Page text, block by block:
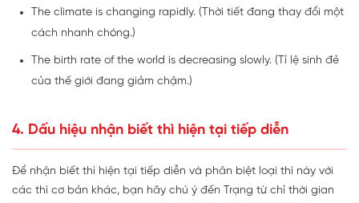
The climate is changing rapidly. (Thời tiết đang thay đổi một
cách nhanh chóng.)
The birth rate of the world is decreasing slowly. (Tỉ lệ sinh đẻ
của thế giới đang giảm chậm.)
4. Dấu hiệu nhận biết thì hiện tại tiếp diễn
Để nhận biết thì hiện tại tiếp diễn và phân biệt loại thì này với
các thì cơ bản khác, bạn hãy chú ý đến Trạng từ chỉ thời gian